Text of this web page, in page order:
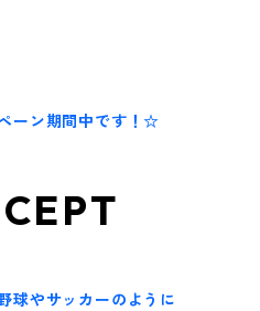
ーン期間中です！☆
球やサッカーのように